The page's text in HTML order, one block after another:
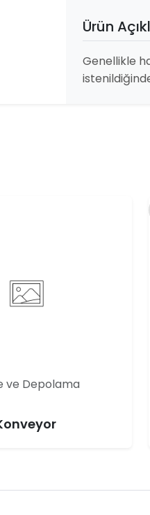
Ürün
Genellikle
ve Depolama